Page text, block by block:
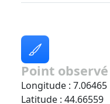
Point observé
Longitude : 7.06465
Latitude : 44.66559